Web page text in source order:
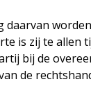
daarvan
is zij te allen
bij de
de